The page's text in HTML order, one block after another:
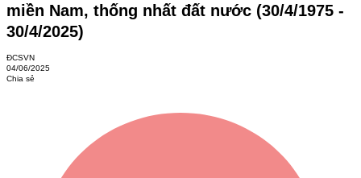
miền Nam, thống nhất đất nước (30/4/1975 -
30/4/2025)
ĐCSVN
04/06/2025
Chia sẻ